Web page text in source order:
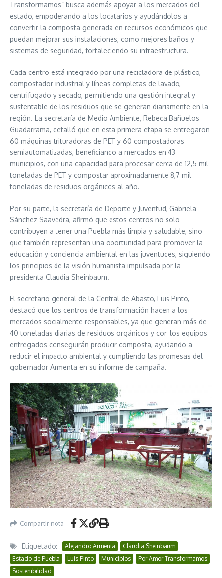
Transformamos” busca además apoyar a los mercados del
estado, empoderando a los locatarios y ayudándolos a
convertir la composta generada en recursos económicos que
puedan mejorar sus instalaciones, como mejores baños y
sistemas de seguridad, fortaleciendo su infraestructura.
Cada centro está integrado por una recicladora de plástico,
compostador industrial y líneas completas de lavado,
centrifugado y secado, permitiendo una gestión integral y
sustentable de los residuos que se generan diariamente en la
región. La secretaría de Medio Ambiente, Rebeca Bañuelos
Guadarrama, detalló que en esta primera etapa se entregaron
60 máquinas trituradoras de PET y 60 compostadoras
semiautomatizadas, beneficiando a mercados en 43
municipios, con una capacidad para procesar cerca de 12,5 mil
toneladas de PET y compostar aproximadamente 8,7 mil
toneladas de residuos orgánicos al año.
Por su parte, la secretaría de Deporte y Juventud, Gabriela
Sánchez Saavedra, afirmó que estos centros no solo
contribuyen a tener una Puebla más limpia y saludable, sino
que también representan una oportunidad para promover la
educación y conciencia ambiental en las juventudes, siguiendo
los principios de la visión humanista impulsada por la
presidenta Claudia Sheinbaum.
El secretario general de la Central de Abasto, Luis Pinto,
destacó que los centros de transformación hacen a los
mercados socialmente responsables, ya que generan más de
40 toneladas diarias de residuos orgánicos y con los equipos
entregados conseguirán producir composta, ayudando a
reducir el impacto ambiental y cumpliendo las promesas del
gobernador Armenta en su informe de campaña.
Compartir nota
Etiquetado: Alejandro Armenta
Claudia Sheinbaum
Estado de Puebla
Luis Pinto Municipios
Por Amor Transformamos
Sostenibilidad